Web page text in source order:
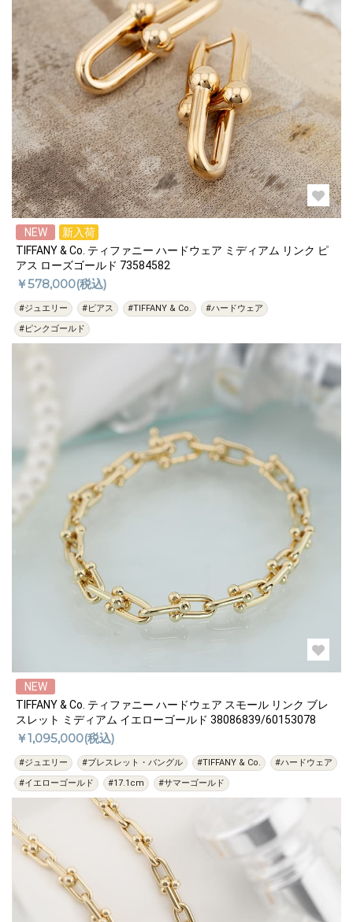
NEW
新入荷
TIFFANY & Co. ティファニー ハードウェア ミディアム リンク ピ
アス ローズゴールド 73584582
￥578,000(税込)
#ジュエリー #ピアス #TIFFANY & Co.
#ハードウェア
#ピンクゴールド
NEW
TIFFANY & Co. ティファニー ハードウェア スモール リンク ブレ
スレット ミディアム イエローゴールド 38086839/60153078
￥1,095,000(税込)
#ジュエリー #ブレスレット・バングル #TIFFANY & Co.
#ハードウェア
#イエローゴールド
#17.1cm #サマーゴールド